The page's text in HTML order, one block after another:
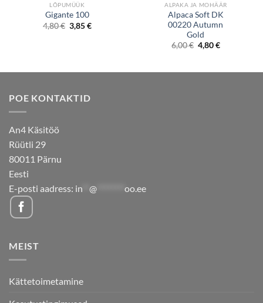
LÕPUMÜÜK
Gigante 100
4,80€ Algne
hind
3,85€Current
ALPAKA JA MOHÄÄR
Alpaca Soft DK
00220 Autumn
Gold
6,00€ Algne
hind
4,80€Current
POE KONTAKTID
An4 Käsitöö
Rüütli 29
80011 Pärnu
Eesti
E-posti aadress: in @ oo.ee
MEIST
Kättetoimetamine